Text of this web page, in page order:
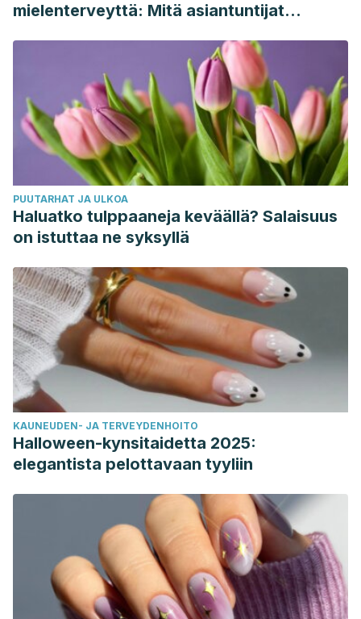
mielenterveyttä: Mitä asiantuntijat
PUUTARHAT JA ULKOA
Haluatko tulppaaneja keväällä? Salaisuus
on istuttaa ne syksyllä
KAUNEUDEN- JA TERVEYDENHOITO
Halloween-kynsitaidetta 2025:
elegantista pelottavaan tyyliin